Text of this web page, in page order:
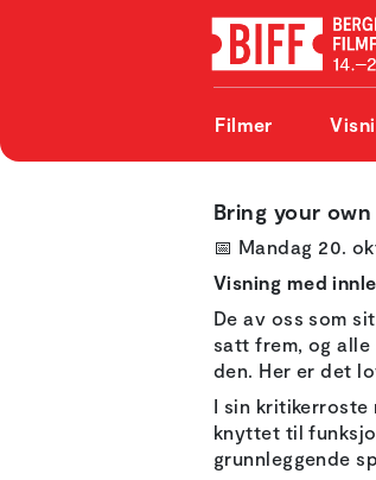
Filmer
Bring your own
📅 Mandag 20.
Visning med
De av oss som
satt frem, og alle
den. Her er det
I sin kritikerroste
knyttet til
grunnleggende